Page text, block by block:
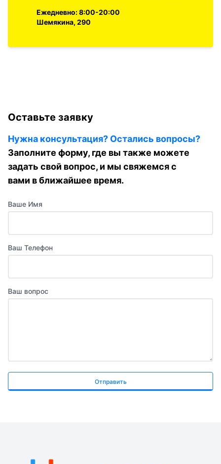
Ежедневно: 8:00-20:00
Шемякина, 290
Оставьте заявку
Нужна консультация? Остались вопросы?
Заполните форму, где вы также можете
задать свой вопрос, и мы свяжемся с
вами в ближайшее время.
Ваше Имя
Ваш Телефон
Ваш вопрос
Отправить